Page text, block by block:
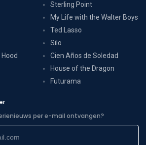
Sterling Point
My Life with the Walter Boys
Ted Lasso
Silo
Cien Años de Soledad
House of the Dragon
Futurama
per e-mail ontvangen?